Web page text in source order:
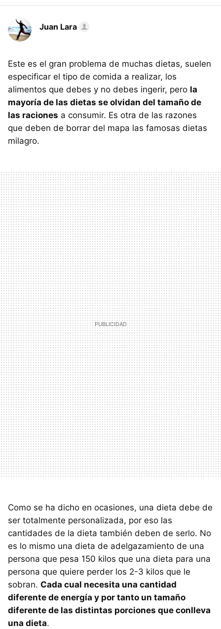
Juan Lara
Este es el gran problema de muchas dietas, suelen
especificar el tipo de comida a realizar, los
alimentos que debes y no debes ingerir, pero la
mayoría de las dietas se olvidan del tamaño de
las raciones a consumir. Es otra de las razones
que deben de borrar del mapa las famosas dietas
milagro.
Como se ha dicho en ocasiones, una dieta debe de
ser totalmente personalizada, por eso las
cantidades de la dieta también deben de serlo. No
es lo mismo una dieta de adelgazamiento de una
persona que pesa 150 kilos que una dieta para una
persona que quiere perder los 2-3 kilos que le
sobran. Cada cual necesita una cantidad
diferente de energía y por tanto un tamaño
diferente de las distintas porciones que conlleva
una dieta.